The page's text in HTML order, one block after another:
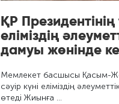
ҚР
еліміздің
дамуы жөнінде
Мемлекет басшысы Қасым-
сәуір күні еліміздің
өтеді Жиынға …